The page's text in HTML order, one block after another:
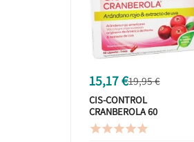
15,17 €19,95 €
CIS-CONTROL
CRANBEROLA 60
CÁPSULAS
